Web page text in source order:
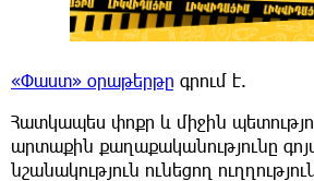
«Փաստ» օրաթերթը գրում է.
Հատկապես փոքր և միջին
արտաքին քաղաքականությունը
նշանակություն ունեցող